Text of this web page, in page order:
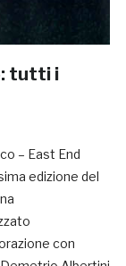
tutti i
– East End
edizione del
con